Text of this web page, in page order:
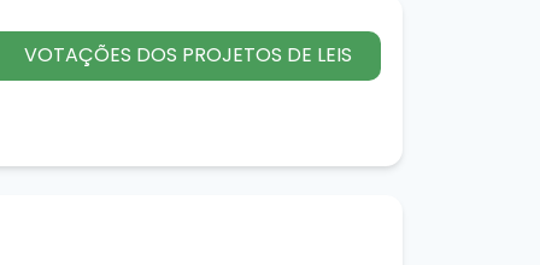
VOTAÇÕES DOS PROJETOS DE LEIS